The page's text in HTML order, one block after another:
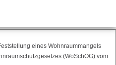
eines Wohnraummangels
(WoSchOG) vom